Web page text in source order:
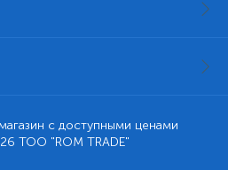
с доступными ценами
ТОО "ROM TRADE"